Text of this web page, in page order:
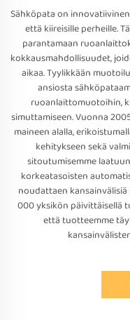
Sähköpata on
että kiireisille perheille.
parantamaan
kokkausmahdollisuudet,
aikaa. Tyylikkään
ansiosta
ruoanlaittomuotoihin,
simuttamiseen. Vuonna
maineen alalla,
kehitykseen sekä
sitoutumisemme
korkeatasoisten
noudattaen kansainvälisiä
000 yksikön päivittäisellä
että tuotteemme